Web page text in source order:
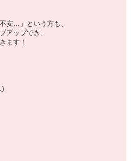
安…」という方も、
アップでき、
ます！
)